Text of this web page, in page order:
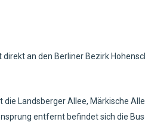
an den Berliner Bezirk
Landsberger Allee, Märkische
entfernt befindet sich die